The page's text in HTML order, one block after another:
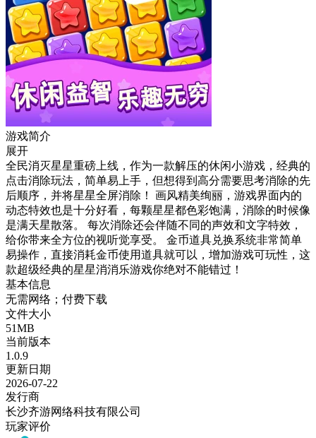
游戏简介
展开
全民消灭星星重磅上线，作为一款解压的休闲小游戏，经典的
点击消除玩法，简单易上手，但想得到高分需要思考消除的先
后顺序，并将星星全屏消除！ 画风精美绚丽，游戏界面内的
动态特效也是十分好看，每颗星星都色彩饱满，消除的时候像
是满天星散落。 每次消除还会伴随不同的声效和文字特效，
给你带来全方位的视听觉享受。 金币道具兑换系统非常简单
易操作，直接消耗金币使用道具就可以，增加游戏可玩性，这
款超级经典的星星消消乐游戏你绝对不能错过！
基本信息
无需网络；付费下载
文件大小
51MB
当前版本
1.0.9
更新日期
2026-07-22
发行商
长沙齐游网络科技有限公司
玩家评价